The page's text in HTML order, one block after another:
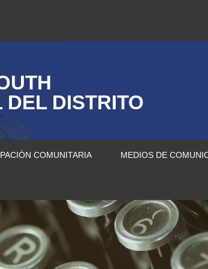
DISTRITO
COMUNITARIA MEDIOS DE